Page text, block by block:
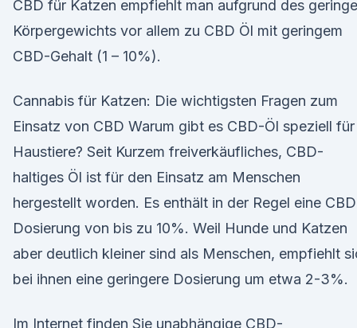
CBD für Katzen empfiehlt man aufgrund des
Körpergewichts vor allem zu CBD Öl mit geringem
CBD-Gehalt (1 – 10%).
Cannabis für Katzen: Die wichtigsten Fragen zum
Einsatz von CBD Warum gibt es CBD-Öl speziell für
Haustiere? Seit Kurzem freiverkäufliches, CBD-
haltiges Öl ist für den Einsatz am Menschen
hergestellt worden. Es enthält in der Regel eine CBD
Dosierung von bis zu 10%. Weil Hunde und Katzen
aber deutlich kleiner sind als Menschen, empfiehlt
bei ihnen eine geringere Dosierung um etwa 2-3%.
Im Internet finden Sie unabhängige CBD-